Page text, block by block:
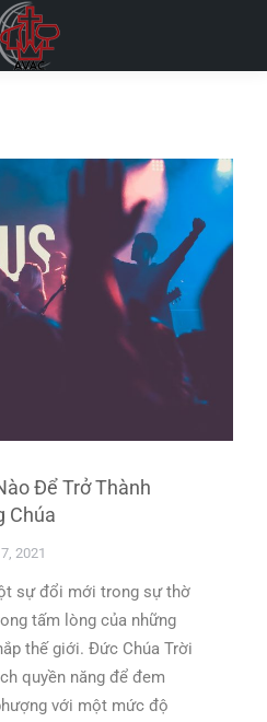
Để Trở Thành
Chúa
2021
sự đổi mới trong sự thờ
tấm lòng của những
thế giới. Đức Chúa Trời
quyền năng để đem
với một mức độ